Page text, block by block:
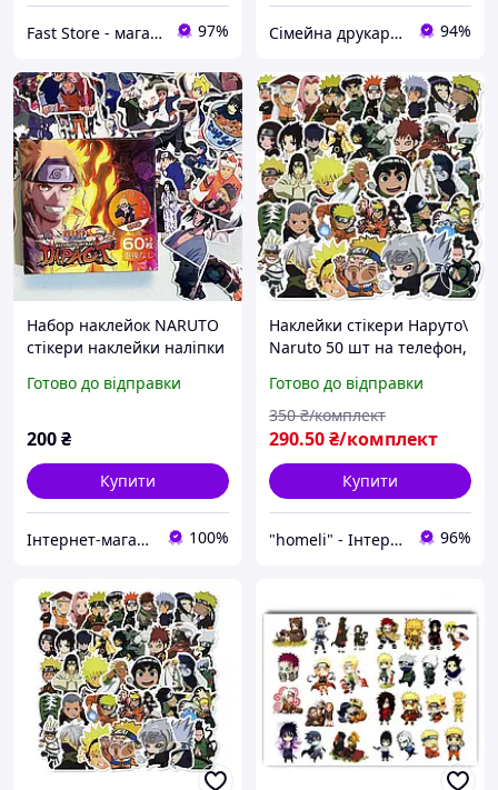
Fast Store - магазин аксесуарів та гаджетів 97% Сімейна друкарня «Світ Свята» | Поліграфія, друк та індивідуальний дизайн 94%
Набор наклейок NARUTO
стікери наклейки наліпки
Готово до відправки
200₴
Купити
Інтернет-магазин GIFTTISHOP 100%
Наклейки стікери Наруто\
Naruto 50 шт на телефон,
декору. Стікери для авто,
для дітей
Готово до відправки
290.50₴/комплект
350 ₴/комплект
Купити
"homeli" - Інтернет-магазин 96%